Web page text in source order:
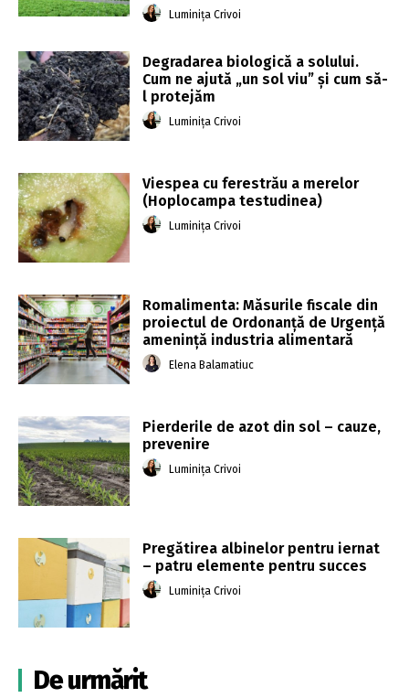
Luminița Crivoi
Degradarea biologică a solului.
Cum ne ajută „un sol viu” și cum să-
l protejăm
Luminița Crivoi
Viespea cu ferestrău a merelor
(Hoplocampa testudinea)
Luminița Crivoi
Romalimenta: Măsurile fiscale din
proiectul de Ordonanţă de Urgenţă
ameninţă industria alimentară
Elena Balamatiuc
Pierderile de azot din sol – cauze,
prevenire
Luminița Crivoi
Pregătirea albinelor pentru iernat
– patru elemente pentru succes
Luminița Crivoi
De urmărit